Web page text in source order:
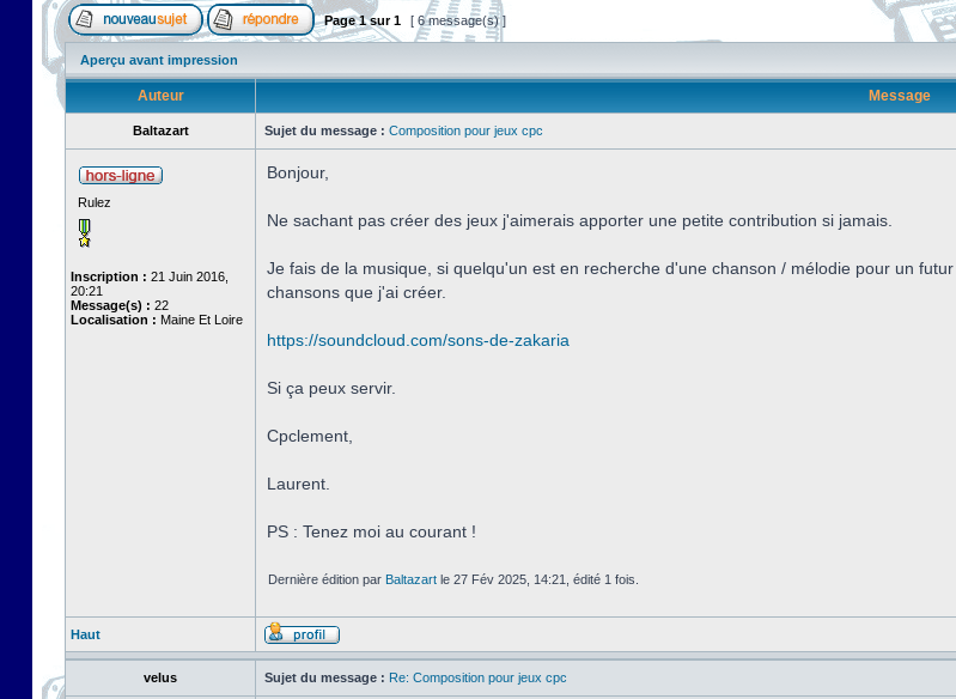
Page1sur1 [ 6 message(s) ]
Aperçu avant impression
Auteur Message
Baltazart Sujet du message : Composition pour jeux cpc
Rulez
Inscription : 21 Juin 2016,
20:21
Message(s) : 22
Localisation : Maine Et Loire
Bonjour,
Ne sachant pas créer des jeux j'aimerais apporter une petite contribution si jamais.
Je fais de la musique, si quelqu'un est en recherche d'une chanson / mélodie pour un
chansons que j'ai créer.
https://soundcloud.com/sons-de-zakaria
Si ça peux servir.
Cpclement,
Laurent.
PS : Tenez moi au courant !
Dernière édition par Baltazart le 27 Fév 2025, 14:21, édité 1 fois.
Haut
velus Sujet du message : Re: Composition pour jeux cpc